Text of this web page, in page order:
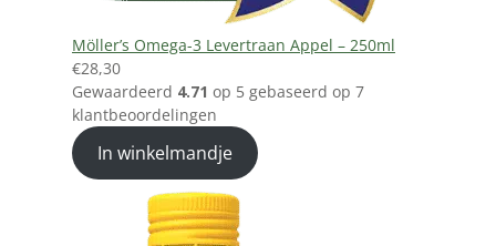
Möller’s Omega-3 Levertraan Appel – 250ml
€28,30
Gewaardeerd 4.71 op 5 gebaseerd op 7
klantbeoordelingen
In winkelmandje